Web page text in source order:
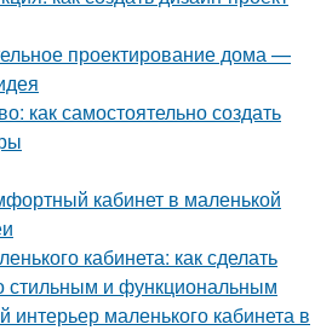
проектирование дома —
как самостоятельно создать
кабинет в маленькой
кабинета: как сделать
стильным и функциональным
интерьер маленького кабинета в